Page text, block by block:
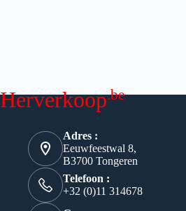
Herverkoop.be
Adres :
Eeuwfeestwal 8,
B3700 Tongeren
Telefoon :
+32 (0)11 314678